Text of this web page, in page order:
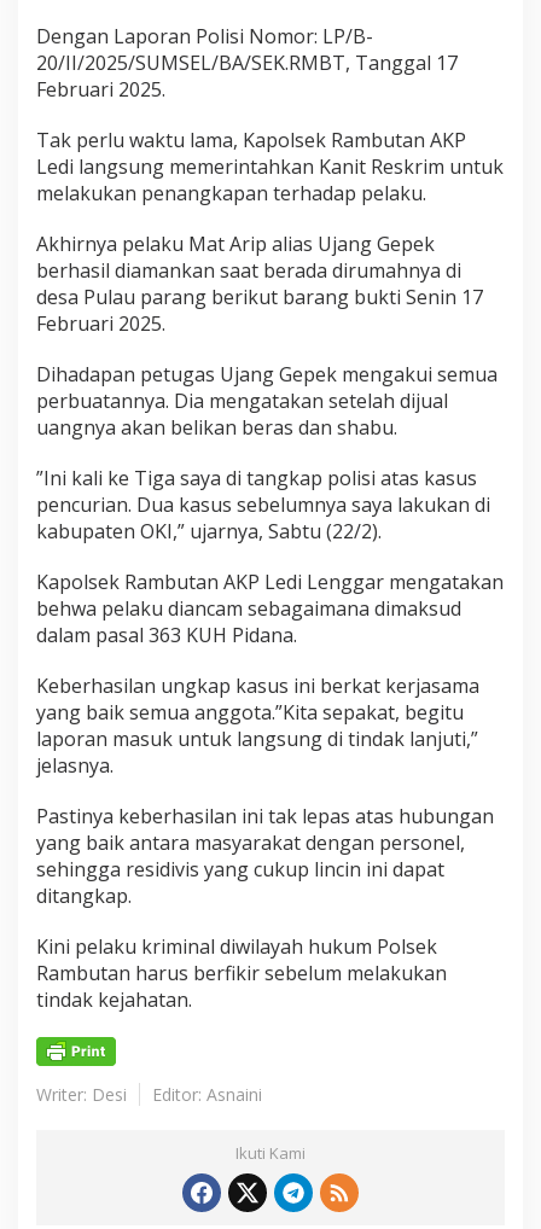
i
s
U
n
g
G
e
e
k
Dengan Laporan Polisi Nomor: LP/B-
20/II/2025/SUMSEL/BA/SEK.RMBT, Tanggal 17
Februari 2025.
Tak perlu waktu lama, Kapolsek Rambutan AKP
Ledi langsung memerintahkan Kanit Reskrim untuk
melakukan penangkapan terhadap pelaku.
Akhirnya pelaku Mat Arip alias Ujang Gepek
berhasil diamankan saat berada dirumahnya di
desa Pulau parang berikut barang bukti Senin 17
Februari 2025.
Dihadapan petugas Ujang Gepek mengakui semua
perbuatannya. Dia mengatakan setelah dijual
uangnya akan belikan beras dan shabu.
”Ini kali ke Tiga saya di tangkap polisi atas kasus
pencurian. Dua kasus sebelumnya saya lakukan di
kabupaten OKI,” ujarnya, Sabtu (22/2).
Kapolsek Rambutan AKP Ledi Lenggar mengatakan
behwa pelaku diancam sebagaimana dimaksud
dalam pasal 363 KUH Pidana.
Keberhasilan ungkap kasus ini berkat kerjasama
yang baik semua anggota.”Kita sepakat, begitu
laporan masuk untuk langsung di tindak lanjuti,”
jelasnya.
Pastinya keberhasilan ini tak lepas atas hubungan
yang baik antara masyarakat dengan personel,
sehingga residivis yang cukup lincin ini dapat
ditangkap.
Kini pelaku kriminal diwilayah hukum Polsek
Rambutan harus berfikir sebelum melakukan
tindak kejahatan.
Writer: Desi Editor: Asnaini
Ikuti Kami